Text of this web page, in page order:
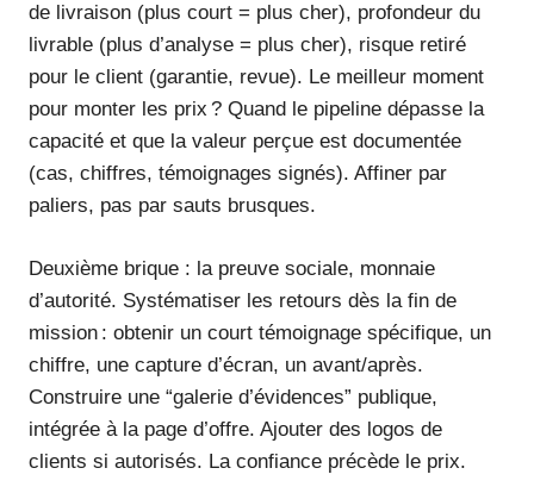
de livraison (plus court = plus cher), profondeur du
livrable (plus d’analyse = plus cher), risque retiré
pour le client (garantie, revue). Le meilleur moment
pour monter les prix ? Quand le pipeline dépasse la
capacité et que la valeur perçue est documentée
(cas, chiffres, témoignages signés). Affiner par
paliers, pas par sauts brusques.
Deuxième brique : la preuve sociale, monnaie
d’autorité. Systématiser les retours dès la fin de
mission : obtenir un court témoignage spécifique, un
chiffre, une capture d’écran, un avant/après.
Construire une “galerie d’évidences” publique,
intégrée à la page d’offre. Ajouter des logos de
clients si autorisés. La confiance précède le prix.